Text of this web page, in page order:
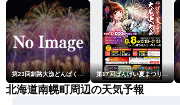
第23回釧路大漁どんぱく花火大会 ～道新・光と音のファンタジー～ 第17回ばんけい夏まつり大花火大会
北海道南幌町周辺の天気予報